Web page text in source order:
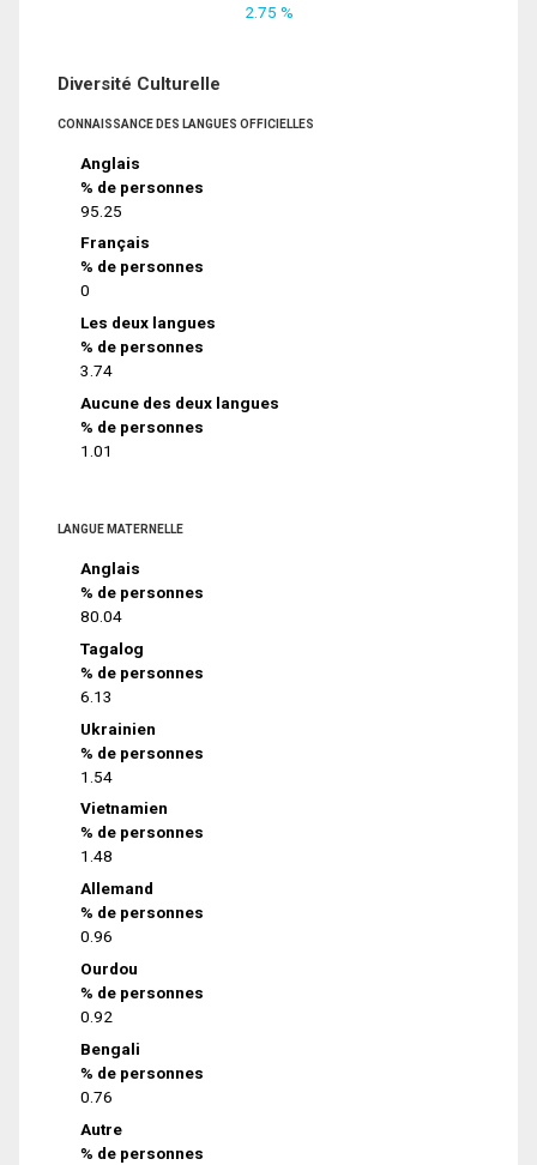
2.75 %
Diversité Culturelle
CONNAISSANCE DES LANGUES OFFICIELLES
Anglais
% de personnes
95.25
Français
% de personnes
0
Les deux langues
% de personnes
3.74
Aucune des deux langues
% de personnes
1.01
LANGUE MATERNELLE
Anglais
% de personnes
80.04
Tagalog
% de personnes
6.13
Ukrainien
% de personnes
1.54
Vietnamien
% de personnes
1.48
Allemand
% de personnes
0.96
Ourdou
% de personnes
0.92
Bengali
% de personnes
0.76
Autre
% de personnes